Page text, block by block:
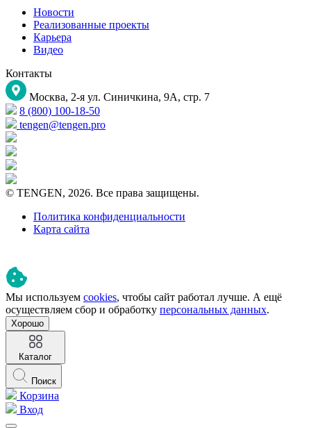
Новости
Реализованные проекты
Карьера
Видео
Контакты
Москва, 2-я ул. Синичкина, 9А, стр. 7
8 (800) 100-18-50
tengen@tengen.pro
© TENGEN, 2026. Все права защищены.
Политика конфиденциальности
Карта сайта
Мы используем cookies, чтобы сайт работал лучше. А ещё
осуществляем сбор и обработку персональных данных.
Хорошо
Каталог
Поиск
Корзина
Вход